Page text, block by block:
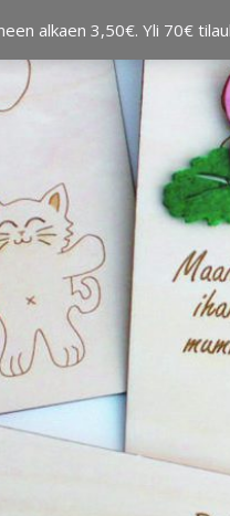
alkaen 3,50€. Yli 70€